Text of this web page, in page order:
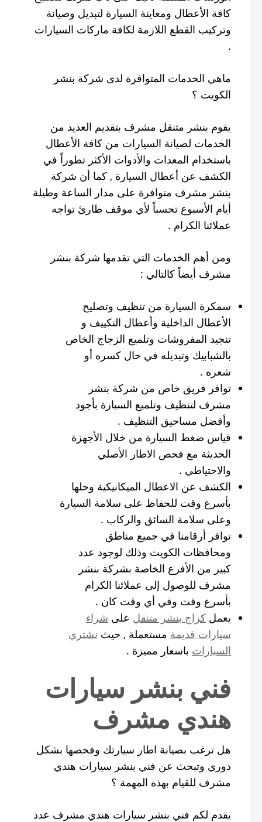
كافة الأعطال ومعاينة السيارة لتبديل وصيانة
وتركيب القطع اللازمة لكافة ماركات السيارات
.
ماهي الخدمات المتوافرة لدى شركة بنشر
الكويت ؟
يقوم بنشر متنقل مشرف بتقديم العديد من
الخدمات لصيانة السيارات من كافة الأعطال
باستخدام المعدات والأدوات الأكثر تطوراً في
الكشف عن أعطال السيارة , كما أن شركة
بنشر مشرف متوافرة على مدار الساعة وطيلة
أيام الأسبوع تحسباً لأي موقف طارئ تواجه
عملائنا الكرام .
ومن أهم الخدمات التي تقدمها شركة بنشر
مشرف أيضاً كالتالي :
سمكرة السيارة من تنظيف وتصليح
الأعطال الداخلية وأعطال التكييف و
تنجيد المفروشات وتلميع الزجاج الخاص
بالشبابيك وتبديله في حال كسره أو
شعره .
توافر فريق خاص من شركة بنشر
مشرف لتنظيف وتلميع السيارة بأجود
وأفضل مساحيق التنظيف .
قياس ضغط السيارة من خلال الأجهزة
الحديثة مع فحص الاطار الأصلي
والاحتياطي .
الكشف عن الاعطال الميكانيكية وحلها
بأسرع وقت للحفاظ على سلامة السيارة
وعلى سلامة السائق والركاب .
توافر أرقامنا في جميع مناطق
ومحافظات الكويت وذلك لوجود عدد
كبير من الأفرع الخاصة بشركة بنشر
مشرف للوصول إلى عملائنا الكرام
بأسرع وقت وفي أي وقت كان .
يعمل كراج بنشر متنقل على شراء
سيارات قديمة مستعملة , حيث نشتري
السيارات باسعار مميزة .
فني بنشر سيارات
هندي مشرف
هل ترغب بصيانة اطار سيارتك وفحصها بشكل
دوري وتبحث عن فني بنشر سيارات هندي
مشرف للقيام بهذه المهمة ؟
يقدم لكم فني بنشر سيارات هندي مشرف عدد